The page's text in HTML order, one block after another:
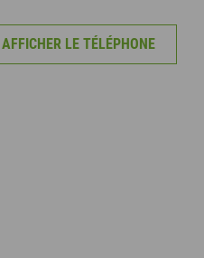
AFFICHER LE TÉLÉPHONE